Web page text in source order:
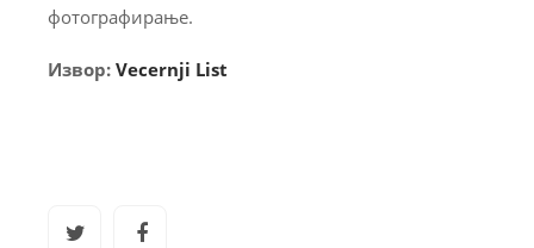
фотографирање.
Извор: Vecernji List